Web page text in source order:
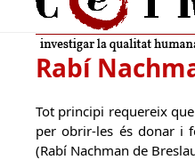
mobile
menu
mobile
menu
Rabí
Tot principi requereix
per obrir-les és donar i
(Rabí Nachman de